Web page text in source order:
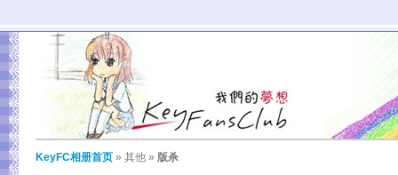
KeyFC相册首页 » 其他 » 版杀